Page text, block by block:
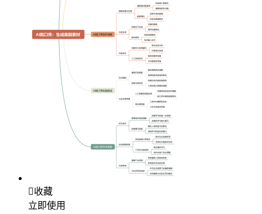
收藏
立即使用